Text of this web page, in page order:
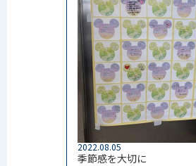
2022.08.05
季節感を大切に